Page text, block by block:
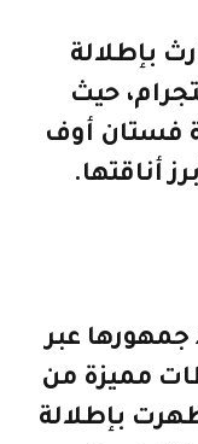
بإطلالة
حيث
فستان أوف
أناقتها.
جمهورها عبر
مميزة من
بإطلالة